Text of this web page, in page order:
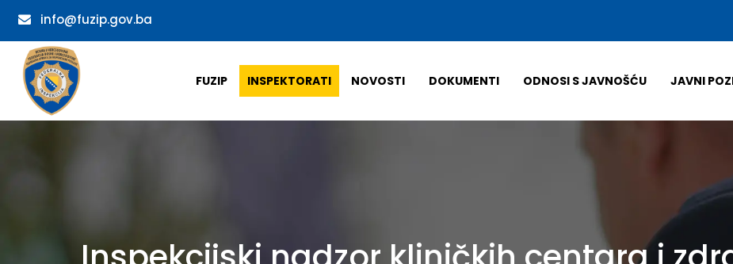
info@fuzip.gov.ba
FUZIP INSPEKTORATI NOVOSTI DOKUMENTI ODNOSI S JAVNOŠĆU JAVNI